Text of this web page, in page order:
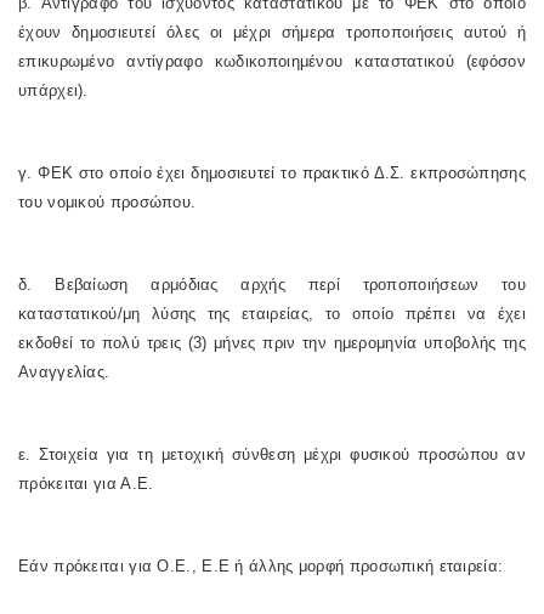
έχουν δημοσιευτεί όλες οι μέχρι σήμερα τροποποιήσεις αυτού ή
επικυρωμένο αντίγραφο κωδικοποιημένου καταστατικού (εφόσον
υπάρχει).
γ. ΦΕΚ στο οποίο έχει δημοσιευτεί το πρακτικό Δ.Σ. εκπροσώπησης
του νομικού προσώπου.
δ. Βεβαίωση αρμόδιας αρχής περί τροποποιήσεων του
καταστατικού/μη λύσης της εταιρείας, το οποίο πρέπει να έχει
εκδοθεί το πολύ τρεις (3) μήνες πριν την ημερομηνία υποβολής της
Αναγγελίας.
ε. Στοιχεία για τη μετοχική σύνθεση μέχρι φυσικού προσώπου αν
πρόκειται για Α.Ε.
Εάν πρόκειται για Ο.Ε., Ε.Ε ή άλλης μορφή προσωπική εταιρεία: